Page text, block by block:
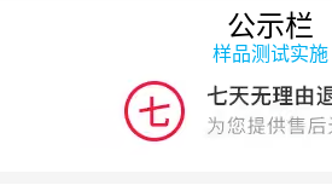
公示栏
样品测试实施